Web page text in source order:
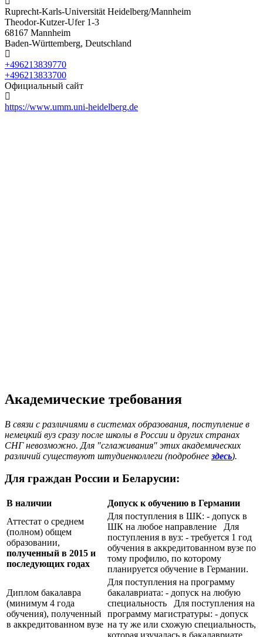
Ruprecht-Karls-Universität Heidelberg/Mannheim
Theodor-Kutzer-Ufer 1-3
68167 Mannheim
Baden-Württemberg, Deutschland
+496213839770
+496213833700
Официальный сайт
https://www.umm.uni-heidelberg.de
Академические требования
В связи с различиями в системах образования, поступление в
немецкий вуз сразу после школы в России и других странах
СНГ невозможно. Для "сглаживания" этих академических
различий существуют штудиенколлеги (подробнее здесь).
Для граждан России и Беларусии:
В наличии
Допуск к обучению в Германии
Аттестат о среднем
(полном) общем
образовании,
полученный в 2015 и
последующих годах
Для поступления в ШК: - допуск в
ШК на любое направление Для
поступления в вуз: - требуется 1 год
обучения в аккредитованном вузе по
тому профилю, по которому
планируется обучение в Германии.
Диплом бакалавра
(минимум 4 года
обучения), полученный
в аккредитованном вузе
Для поступления на программу
бакалавриата: - допуск на любую
специальность Для поступления на
программу магистратуры: - допуск
на ту же или схожую специальность,
которая изучалась в бакалавриате